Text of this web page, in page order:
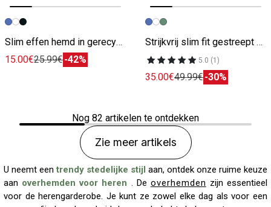
Vorige afbeelding
Volgende beeld
Slim effen hemd in gerecyclede polyamide
15.00€25.99€-42%
Vorige afbeelding
Volgende beeld
Strijkvrij slim fit gestreept hemd
5.0 (1)
35.00€49.99€-30%
Nog 82 artikelen te ontdekken
Zie meer artikels
U neemt eentrendy stedelijke stijl aan, ontdek onze ruime keuze
aan overhemden voor heren . De overhemden zijn essentieel
voor de herengarderobe. Je kunt ze zowel elke dag als voor een